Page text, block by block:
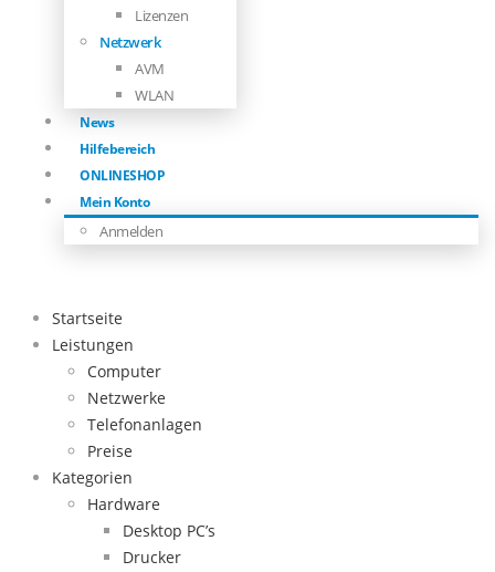
Lizenzen
Netzwerk
AVM
WLAN
News
Hilfebereich
ONLINESHOP
Mein Konto
Anmelden
Startseite
Leistungen
Computer
Netzwerke
Telefonanlagen
Preise
Kategorien
Hardware
Desktop PC’s
Drucker